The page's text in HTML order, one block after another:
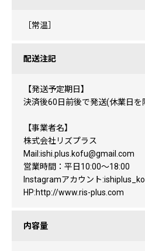
［常温］
配送注記
【発送予定期日】
決済後60日前後で発送(休業日を
【事業者名】
株式会社リズプラス
Mail:ishi.plus.kofu@gmail.com
営業時間：平日10:00～18:00
Instagramアカウント
HP:http://www.ris-plus.com
内容量